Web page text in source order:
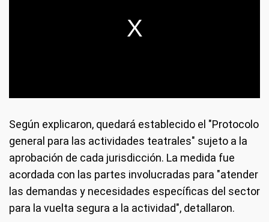
Según explicaron, quedará establecido el "Protocolo
general para las actividades teatrales" sujeto a la
aprobación de cada jurisdicción. La medida fue
acordada con las partes involucradas para "atender
las demandas y necesidades específicas del sector
para la vuelta segura a la actividad", detallaron.